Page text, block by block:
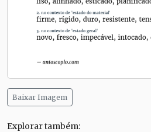
Baixar Imagem
Explorar também: